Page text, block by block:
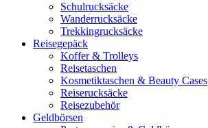
Schulrucksäcke
Wanderrucksäcke
Trekkingrucksäcke
Reisegepäck
Koffer & Trolleys
Reisetaschen
Kosmetiktaschen & Beauty Cases
Reiserucksäcke
Reisezubehör
Geldbörsen